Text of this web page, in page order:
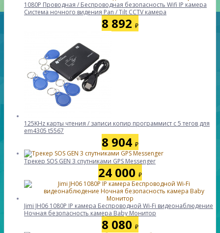
1080P Проводная / Беспроводная безопасность Wifi IP камера
Система ночного видения Pan / Tilt CCTV камера
8 892 ₽
125KHz карты чтения / записи копир программист с 5 тегов для
em4305 t5567
8 904 ₽
Трекер SOS GEN 3 спутниками GPS Messenger
24 000 ₽
Jimi JH06 1080P IP камера Беспроводной Wi-Fi видеонаблюдение
Ночная безопасность камера Baby Монитор
8 080 ₽